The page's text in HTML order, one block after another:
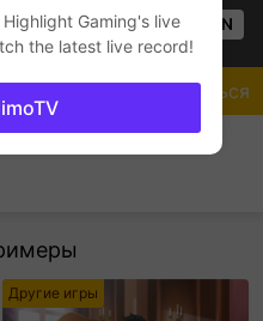
OPEN
Другие игры
Подписаться
Highlight Gaming's live
the latest live record!